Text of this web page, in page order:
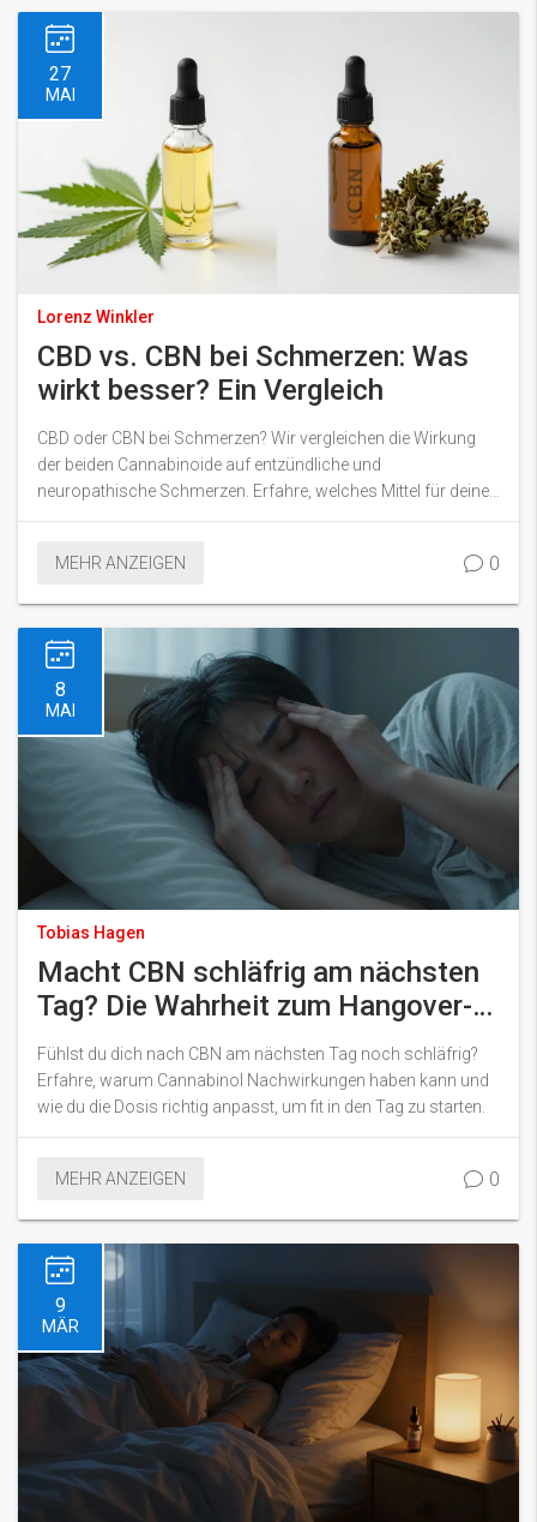
27
MAI
Lorenz Winkler
CBD vs. CBN bei Schmerzen: Was
wirkt besser? Ein Vergleich
CBD oder CBN bei Schmerzen? Wir vergleichen die Wirkung
der beiden Cannabinoide auf entzündliche und
neuropathische Schmerzen. Erfahre, welches Mittel für deine
Bedürfnisse besser geeignet ist.
MEHR ANZEIGEN 0
8
MAI
Tobias Hagen
Macht CBN schläfrig am nächsten
Tag? Die Wahrheit zum Hangover-
Effekt
Fühlst du dich nach CBN am nächsten Tag noch schläfrig?
Erfahre, warum Cannabinol Nachwirkungen haben kann und
wie du die Dosis richtig anpasst, um fit in den Tag zu starten.
MEHR ANZEIGEN 0
9
MÄR